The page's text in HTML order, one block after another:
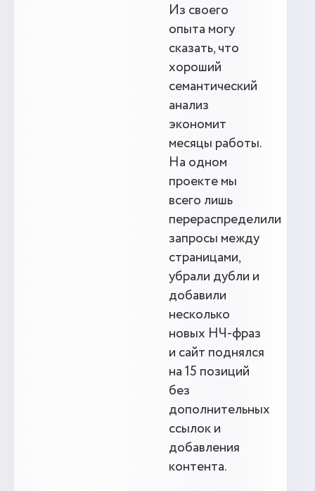
Из своего
опыта могу
сказать, что
хороший
семантический
анализ
экономит
месяцы работы.
На одном
проекте мы
всего лишь
перераспределили
запросы между
страницами,
убрали дубли и
добавили
несколько
новых НЧ-фраз
и сайт поднялся
на 15 позиций
без
дополнительных
ссылок и
добавления
контента.